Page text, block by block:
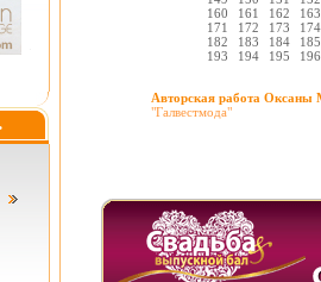
160
161 162
163
171
172 173
174
182
183 184
185
193
194 195 196
Авторская работа Оксаны
"Галвестмода"